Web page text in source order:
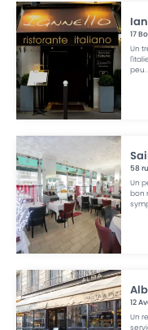
17
Un
peu...
58
Un
bon
12
Un